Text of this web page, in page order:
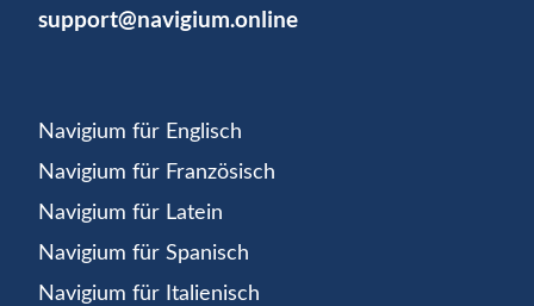
support@navigium.online
Navigium für Englisch
Navigium für Französisch
Navigium für Latein
Navigium für Spanisch
Navigium für Italienisch